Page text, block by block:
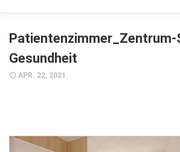
Forschung
Special
Patientenzimmer_Zentrum-
Gesundheit
APR. 22, 2021